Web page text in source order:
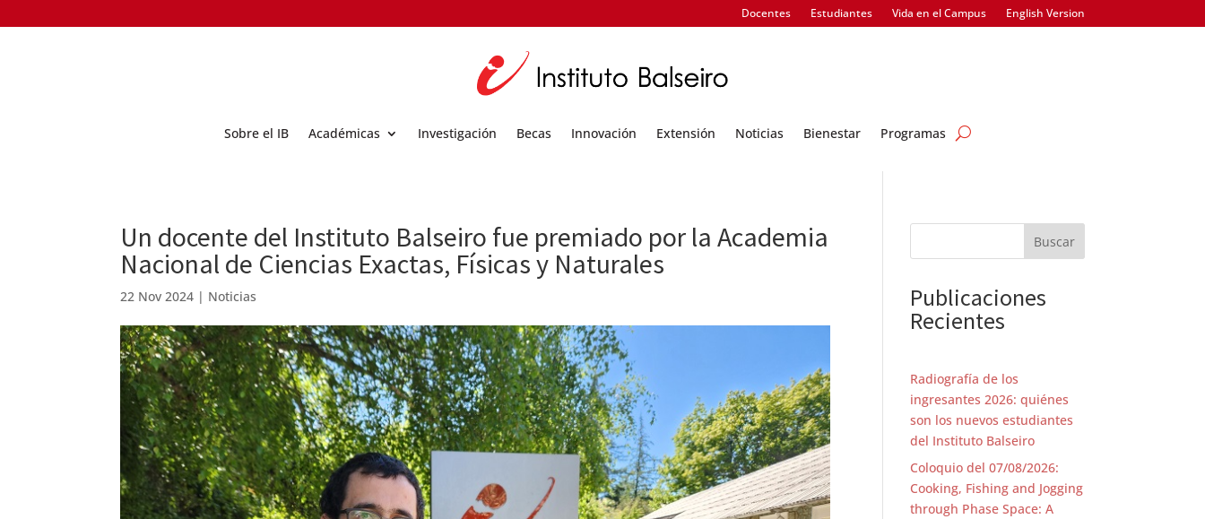
Docentes Estudiantes Vida en el Campus English Version
Sobre el IB Académicas Investigación Becas Innovación Extensión Noticias Bienestar Programas
Un docente del Instituto Balseiro fue premiado por la Academia
Nacional de Ciencias Exactas, Físicas y Naturales
22 Nov 2024 | Noticias
Buscar
Publicaciones
Recientes
Radiografía de los
ingresantes 2026: quiénes
son los nuevos estudiantes
del Instituto Balseiro
Coloquio del 07/08/2026:
Cooking, Fishing and Jogging
through Phase Space: A